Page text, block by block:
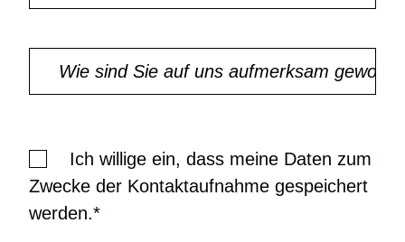
Ich willige ein, dass meine Daten zum
Zwecke der Kontaktaufnahme gespeichert
werden.*